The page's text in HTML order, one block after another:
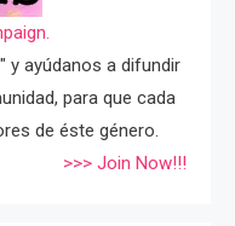
y ayúdanos a difundir
para que cada
de éste género.
>>> Join Now!!!